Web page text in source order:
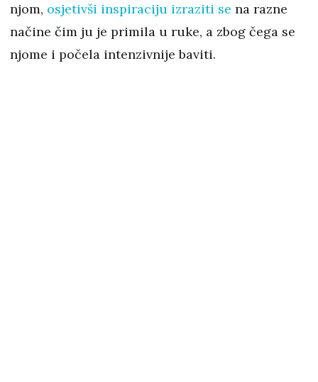
njom, osjetivši inspiraciju izraziti se na razne
načine čim ju je primila u ruke, a zbog čega se
njome i počela intenzivnije baviti.